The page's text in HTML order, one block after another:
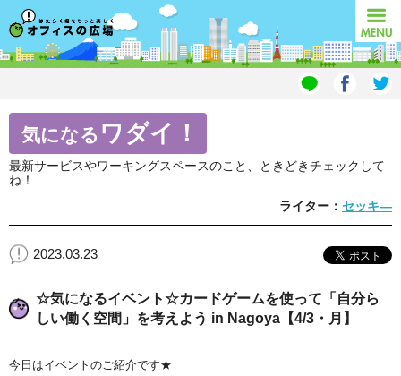
オフィスの広場 MENU
気になる ワダイ！
最新サービスやワーキングスペースのこと、ときどきチェックして
ね！
ライター： セッキ―
2023.03.23
☆気になるイベント☆カードゲームを使って「自分ら
しい働く空間」を考えよう in Nagoya【4/3・月】
今日はイベントのご紹介です★